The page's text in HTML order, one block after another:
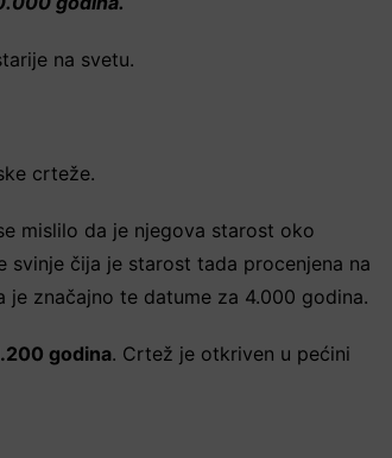
na svetu.
crteže.
mislilo da je njegova starost oko
svinje čija je starost tada procenjena na
značajno te datume za 4.000 godina.
godina. Crtež je otkriven u pećini